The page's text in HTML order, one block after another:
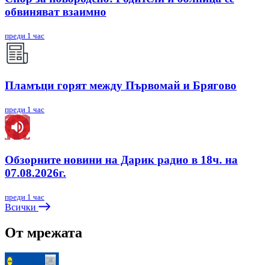
обвиняват взаимно
преди 1 час
Пламъци горят между Първомай и Брягово
преди 1 час
Обзорните новини на Дарик радио в 18ч. на
07.08.2026г.
преди 1 час
Всички
От мрежата